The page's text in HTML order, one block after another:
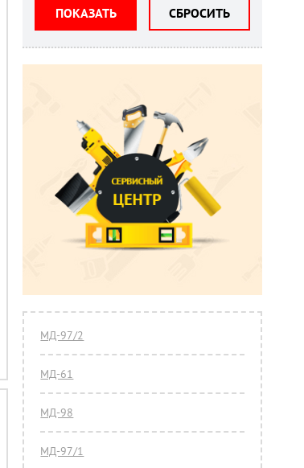
ПОКАЗАТЬ СБРОСИТЬ
МД-97/2
МД-61
МД-98
МД-97/1